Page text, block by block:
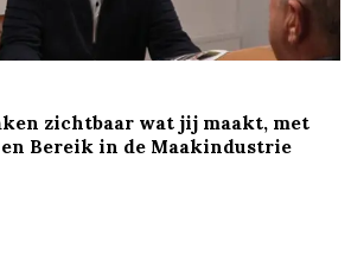
zichtbaar wat jij maakt, met
Bereik in de Maakindustrie